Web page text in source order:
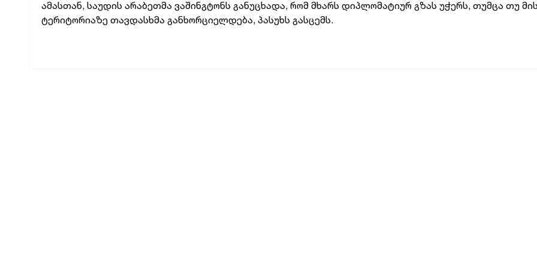
ამასთან, საუდის არაბეთმა ვაშინგტონს განუცხადა, რომ მხარს დიპლომატიურ გზას უჭერს, თუმცა თუ
ტერიტორიაზე თავდასხმა განხორციელდება, პასუხს გასცემს.